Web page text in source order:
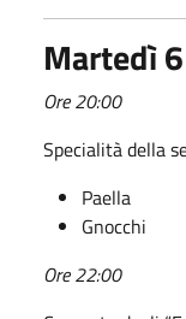
Martedì
Ore 20:00
Specialità della
Paella
Gnocchi
Ore 22:00